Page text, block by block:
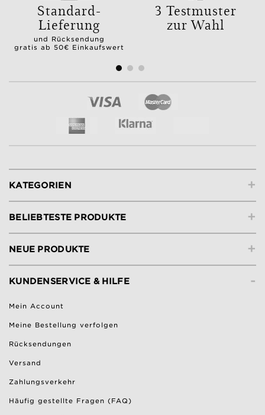
Standard-
Lieferung
und Rücksendung
gratis ab 50€ Einkaufswert
3 Testmuster
zur Wahl
+
KATEGORIEN
+
BELIEBTESTE PRODUKTE
+
NEUE PRODUKTE
-
KUNDENSERVICE & HILFE
Mein Account
Meine Bestellung verfolgen
Rücksendungen
Versand
Zahlungsverkehr
Häufig gestellte Fragen (FAQ)